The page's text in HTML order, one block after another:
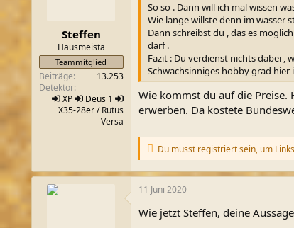
Steffen
Hausmeista
Teammitglied
Beiträge
13.253
Detektor
XP
Deus 1
X35-28er/ Rutus
Versa
So so . Dann will ich mal wissen
Wie lange willste denn im wasser
Dann schreibst du , das es
darf .
Fazit : Du verdienst nichts dabei
Schwachsinniges hobby grad hier
Wie kommst du auf die Preise.
erwerben. Da kostete
Du musst registriert sein, um
11 Juni 2020
Wie jetzt Steffen, deine